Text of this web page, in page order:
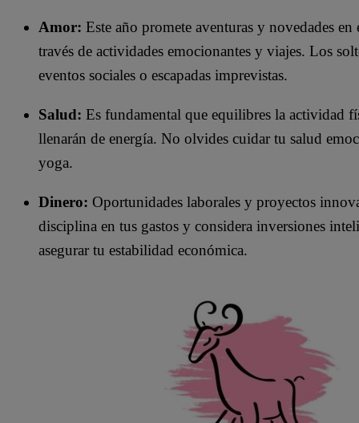
Amor: Este año promete aventuras y novedades
través de actividades emocionantes y viajes. Los
eventos sociales o escapadas imprevistas.
Salud: Es fundamental que equilibres la actividad
llenarán de energía. No olvides cuidar tu salud
yoga.
Dinero: Oportunidades laborales y proyectos
disciplina en tus gastos y considera inversiones
asegurar tu estabilidad económica.